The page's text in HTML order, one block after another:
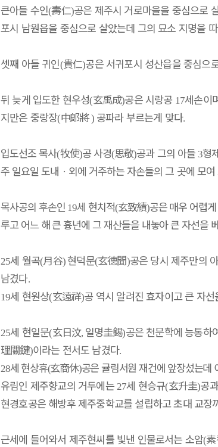
큰아들 수인(壽仁)공은 제주시 거로마을을 중심으로
포시 남원읍을 중심으로 살았는데 그의 묘소 지명을
셋째 아들 귀인(貴仁)공은 서귀포시 성산읍을 중심으
뒤 늦게 입도한 현우성(玄禹成)공은 시랑공 17세손이
지만은 중랑장(中郞將) 공파라 부르는게 맞다.
입도선조 목사(牧使)공 사경(思敬)공과 그의 아들 3형
주 일요일 도내 ㆍ 외에 거주하는 자손들의 그 곳에 모
목사공의 후손인 19세 현치적(玄致績)공은 매우 어렵
루고 어느 해 큰 흉년에 그 재산들을 내놓아 큰 자선을
25세 월곡(月谷) 현덕문(玄德聞)공은 당시 제주만의
남겼다.
19세 현원상(玄遠祥)공 역시 알려진 효자이고 큰 자
25세 현일문(玄日汶, 일명圭錫)공은 천문학에 능통하
理關鍵)이라는 전서도 남겼다.
28세 현상휴(玄商休)공은 귤림서원 재건에 앞장섰는데
유림인 제주향교의 거두에는 27세 현승규(玄升圭)공
현경호공은 해방후 제주중학교를 설립하고 초대 교
근세에 들어와서 제주현씨를 빛낸 인물로서는 소암(